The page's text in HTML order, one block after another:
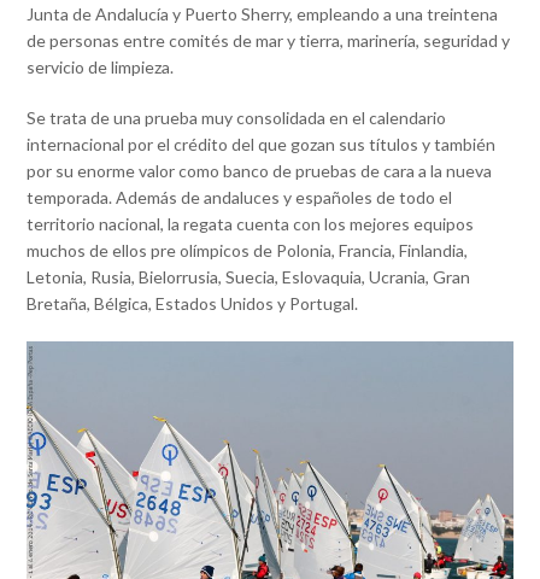
Junta de Andalucía y Puerto Sherry, empleando a una treintena
de personas entre comités de mar y tierra, marinería, seguridad y
servicio de limpieza.
Se trata de una prueba muy consolidada en el calendario
internacional por el crédito del que gozan sus títulos y también
por su enorme valor como banco de pruebas de cara a la nueva
temporada. Además de andaluces y españoles de todo el
territorio nacional, la regata cuenta con los mejores equipos
muchos de ellos pre olímpicos de Polonia, Francia, Finlandia,
Letonia, Rusia, Bielorrusia, Suecia, Eslovaquia, Ucrania, Gran
Bretaña, Bélgica, Estados Unidos y Portugal.